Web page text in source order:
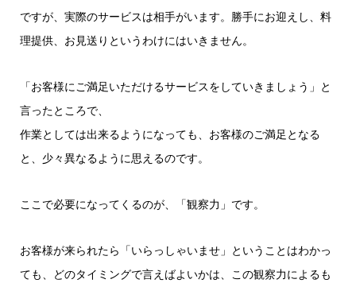
ですが、実際のサービスは相手がいます。勝手にお迎えし、料
理提供、お見送りというわけにはいきません。
「お客様にご満足いただけるサービスをしていきましょう」と
言ったところで、
作業としては出来るようになっても、お客様のご満足となる
と、少々異なるように思えるのです。
ここで必要になってくるのが、「観察力」です。
お客様が来られたら「いらっしゃいませ」ということはわかっ
ても、どのタイミングで言えばよいかは、この観察力によるも